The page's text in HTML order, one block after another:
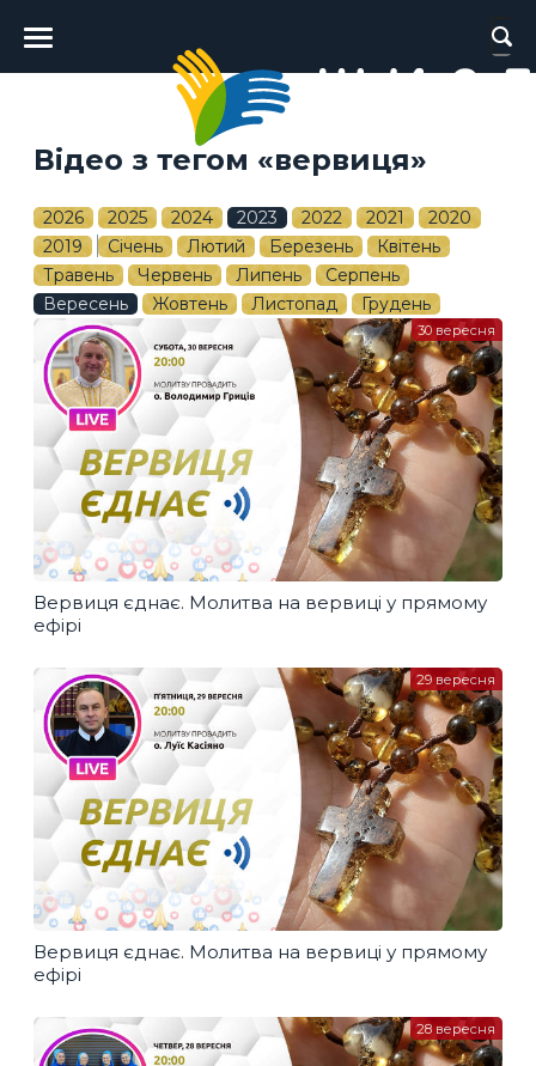
Головне
меню
Відео з тегом «вервиця»
2026 2025 2024 2023 2022 2021
2020
2019
Січень Лютий Березень
Квітень
Травень
Червень Липень
Серпень
Вересень
Жовтень Листопад Грудень
Вервиця єднає. Молитва на вервиці у прямому
ефірі
30 вересня
Вервиця єднає. Молитва на вервиці у прямому
ефірі
29 вересня
28 вересня